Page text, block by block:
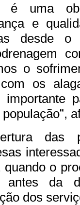
é uma
e
desde
o
os
importante
das
quando o
antes da
dos